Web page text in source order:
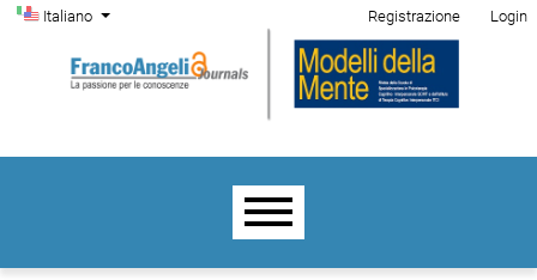
Salta al menu principale di navigazione
Salta al contenuto principale
Salta al piè di pagina del sito
Cambia la lingua. La lingua corrente è:
Italiano
Menu di amministrazione
Registrazione Login
Menu principale